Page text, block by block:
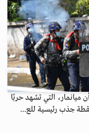
التي تشهد حربًا